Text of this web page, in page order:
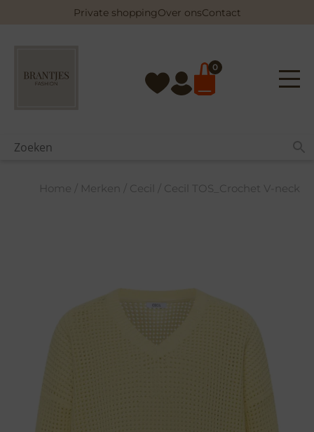
Private shoppingOver onsContact
0
Home / Merken / Cecil / Cecil TOS_Crochet V-neck